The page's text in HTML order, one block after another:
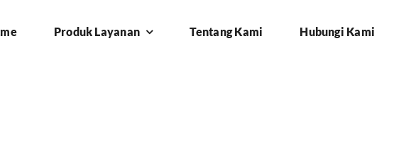
Produk Layanan Tentang Kami Hubungi Kami